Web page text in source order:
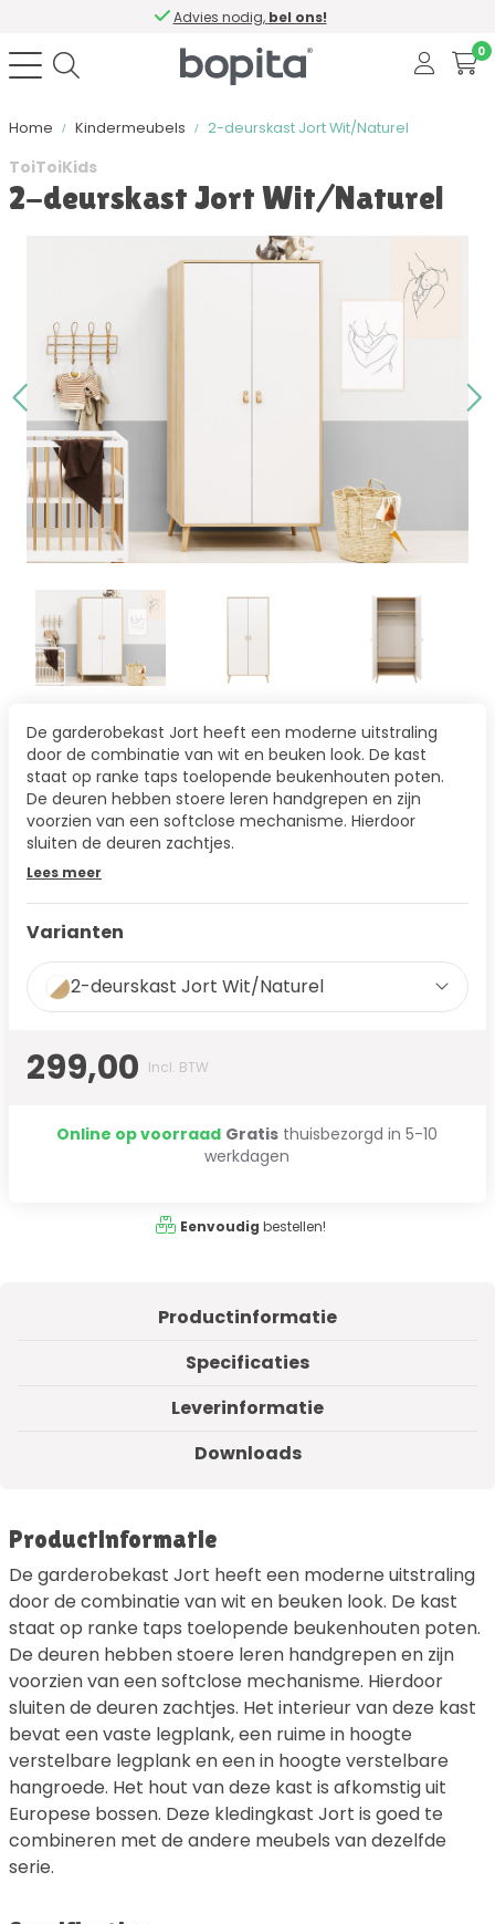
Advies nodig, bel ons!
0
Home Kindermeubels 2-deurskast Jort Wit/Naturel
ToiToiKids
2-deurskast Jort Wit/Naturel
De garderobekast Jort heeft een moderne uitstraling
door de combinatie van wit en beuken look. De kast
staat op ranke taps toelopende beukenhouten poten.
De deuren hebben stoere leren handgrepen en zijn
voorzien van een softclose mechanisme. Hierdoor
sluiten de deuren zachtjes.
Lees meer
Varianten
2-deurskast Jort Wit/Naturel
299,00 Incl. BTW
Online op voorraad Gratis thuisbezorgd in 5-10
werkdagen
Eenvoudig bestellen!
Productinformatie
Specificaties
Leverinformatie
Downloads
Productinformatie
De garderobekast Jort heeft een moderne uitstraling
door de combinatie van wit en beuken look. De kast
staat op ranke taps toelopende beukenhouten poten.
De deuren hebben stoere leren handgrepen en zijn
voorzien van een softclose mechanisme. Hierdoor
sluiten de deuren zachtjes. Het interieur van deze kast
bevat een vaste legplank, een ruime in hoogte
verstelbare legplank en een in hoogte verstelbare
hangroede. Het hout van deze kast is afkomstig uit
Europese bossen. Deze kledingkast Jort is goed te
combineren met de andere meubels van dezelfde
serie.